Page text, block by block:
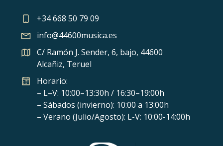
+34 668 50 79 09
info@44600musica.es
C/ Ramón J. Sender, 6, bajo, 44600
Alcañiz, Teruel
Horario:
– L–V: 10:00–13:30h / 16:30–19:00h
– Sábados (invierno): 10:00 a 13:00h
– Verano (Julio/Agosto): L-V: 10:00-14:00h